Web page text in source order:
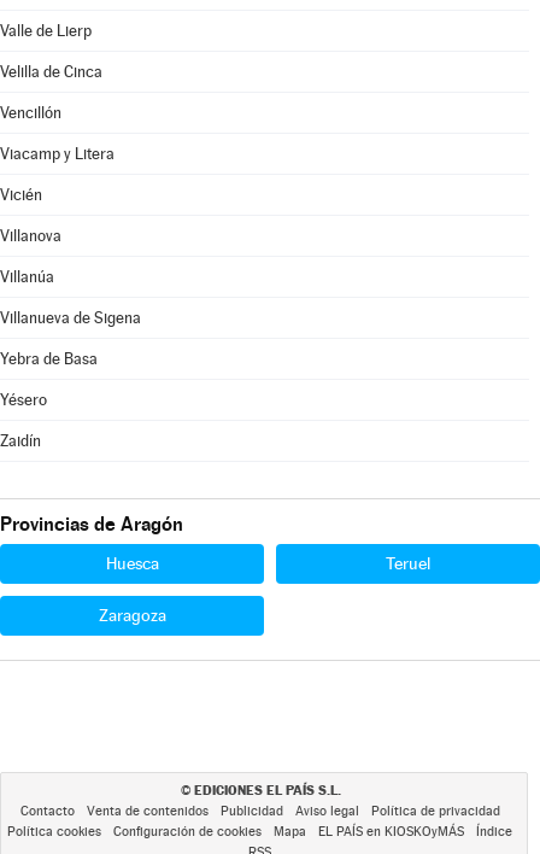
Valle de Lierp
Velilla de Cinca
Vencillón
Viacamp y Litera
Vicién
Villanova
Villanúa
Villanueva de Sigena
Yebra de Basa
Yésero
Zaidín
Provincias de Aragón
Huesca Teruel
Zaragoza
© EDICIONES EL PAÍS S.L.
Contacto Venta de contenidos Publicidad Aviso legal
Política de privacidad
Política cookies
Configuración de cookies Mapa EL PAÍS en KIOSKOyMÁS
Índice